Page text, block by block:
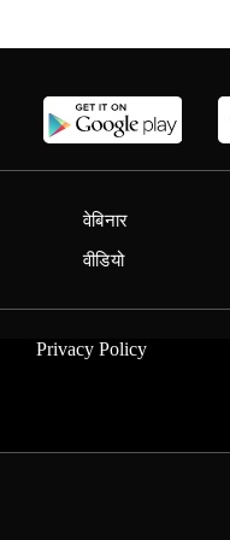
वेबिनार
वीडियो
Privacy Policy